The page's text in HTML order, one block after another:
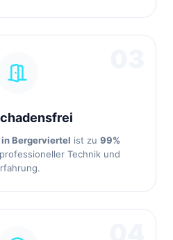
Bergerviertel ist zu 99%
Technik und